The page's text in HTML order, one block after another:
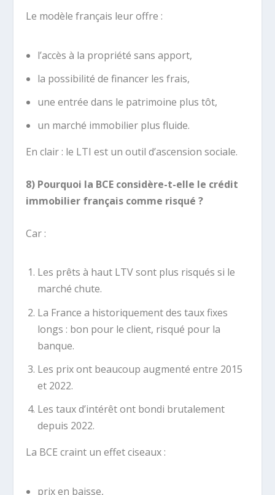
Le modèle français leur offre :
l’accès à la propriété sans apport,
la possibilité de financer les frais,
une entrée dans le patrimoine plus tôt,
un marché immobilier plus fluide.
En clair : le LTI est un outil d’ascension sociale.
8) Pourquoi la BCE considère-t-elle le crédit
immobilier français comme risqué ?
Car :
Les prêts à haut LTV sont plus risqués si le
marché chute.
La France a historiquement des taux fixes
longs : bon pour le client, risqué pour la
banque.
Les prix ont beaucoup augmenté entre 2015
et 2022.
Les taux d’intérêt ont bondi brutalement
depuis 2022.
La BCE craint un effet ciseaux :
prix en baisse,